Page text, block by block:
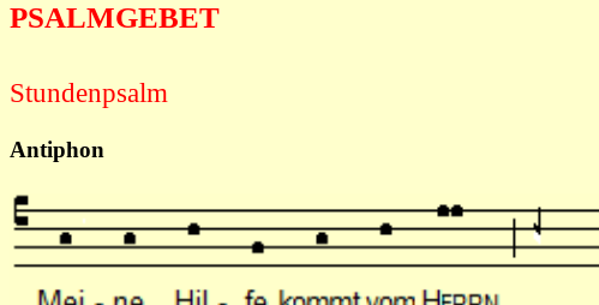
PSALMGEBET
Stundenpsalm
Antiphon